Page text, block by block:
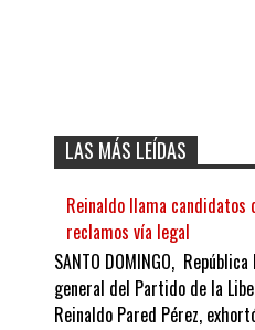
LAS MÁS LEÍDAS
Reinaldo llama candidatos
reclamos vía legal
SANTO DOMINGO,
general del Partido de la
Reinaldo Pared Pérez,